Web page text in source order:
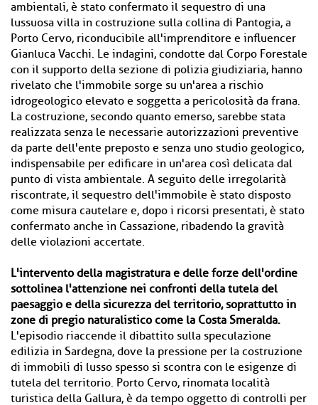
ambientali, è stato confermato il sequestro di una
lussuosa villa in costruzione sulla collina di Pantogia, a
Porto Cervo, riconducibile all'imprenditore e influencer
Gianluca Vacchi. Le indagini, condotte dal Corpo Forestale
con il supporto della sezione di polizia giudiziaria, hanno
rivelato che l'immobile sorge su un'area a rischio
idrogeologico elevato e soggetta a pericolosità da frana.
La costruzione, secondo quanto emerso, sarebbe stata
realizzata senza le necessarie autorizzazioni preventive
da parte dell'ente preposto e senza uno studio geologico,
indispensabile per edificare in un'area così delicata dal
punto di vista ambientale. A seguito delle irregolarità
riscontrate, il sequestro dell'immobile è stato disposto
come misura cautelare e, dopo i ricorsi presentati, è stato
confermato anche in Cassazione, ribadendo la gravità
delle violazioni accertate.
L'intervento della magistratura e delle forze dell'ordine
sottolinea l'attenzione nei confronti della tutela del
paesaggio e della sicurezza del territorio, soprattutto in
zone di pregio naturalistico come la Costa Smeralda.
L'episodio riaccende il dibattito sulla speculazione
edilizia in Sardegna, dove la pressione per la costruzione
di immobili di lusso spesso si scontra con le esigenze di
tutela del territorio. Porto Cervo, rinomata località
turistica della Gallura, è da tempo oggetto di controlli per